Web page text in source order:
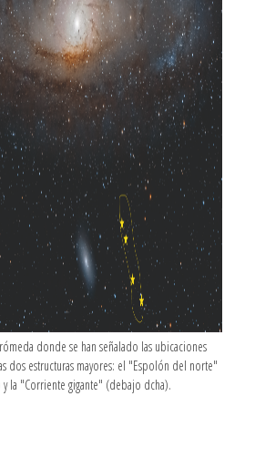
donde se han señalado las ubicaciones
dos estructuras mayores: el "Espolón del norte"
y la "Corriente gigante" (debajo dcha).